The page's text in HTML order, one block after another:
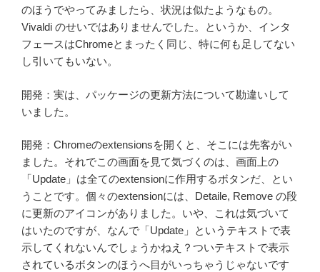
のほうでやってみましたら、状況は似たようなもの。
Vivaldi のせいではありませんでした。というか、インタ
フェースはChromeとまったく同じ、特に何も足してない
し引いてもいない。
開発：実は、パッケージの更新方法について勘違いして
いました。
開発：Chromeのextensionsを開くと、そこには先客がい
ました。それでこの画面を見て気づくのは、画面上の
「Update」は全てのextensionに作用するボタンだ、とい
うことです。個々のextensionには、Detaile, Remove の段
に更新のアイコンがありました。いや、これは気づいて
はいたのですが、なんで「Update」というテキストで表
示してくれないんでしょうかねえ？ついテキストで表示
されているボタンのほうへ目がいっちゃうじゃないです